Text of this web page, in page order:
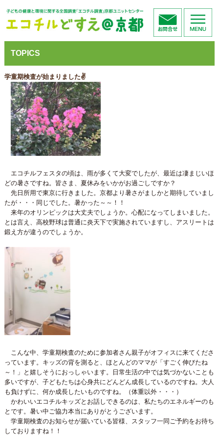
TOPICS
学童期検査が始まりました✌
エコチルフェスタの頃は、雨が多くて大変でしたが、最近は凄まじいほ
どの暑さですね。皆さま、夏休みをいかがお過ごしですか？
先日所用で東京に行きました。京都より暑さがましかと期待していまし
たが・・・同じでした。暑かった～～！！
来年のオリンピックは大丈夫でしょうか。心配になってしまいました。
とは言え、高校野球は普通に炎天下で実施されていますし、アスリートは
鍛え方が違うのでしょうか。
こんな中、学童期検査のために参加者さん親子がオフィスに来てくださ
っています。キッズの背を測ると、ほとんどのママが「すごく伸びたね
～！」と嬉しそうにおっしゃいます。日常生活の中では気づかないことも
多いですが、子どもたちは心身共にどんどん成長しているのですね。大人
も負けずに、何か成長したいものですね。（体重以外・・・）
かわいいエコチルキッズとお話しできるのは、私たちのエネルギーのも
とです。暑い中ご協力本当にありがとうございます。
学童期検査のお知らせが届いている皆様、スタッフ一同ご予約をお待ち
しておりますね！！